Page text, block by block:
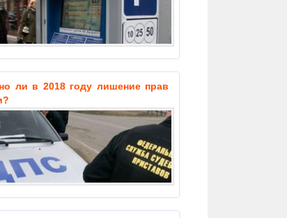
ли в 2018 году лишение прав